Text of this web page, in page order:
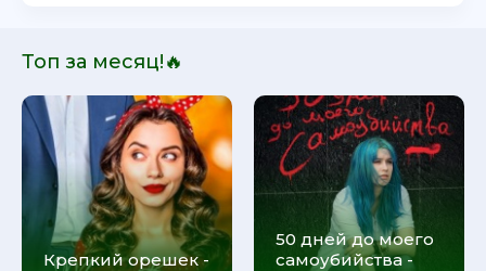
Топ за месяц!🔥
Крепкий орешек -
50 дней до моего
самоубийства -